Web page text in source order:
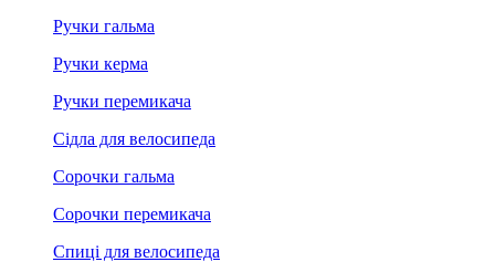
Ручки гальма
Ручки керма
Ручки перемикача
Сідла для велосипеда
Сорочки гальма
Сорочки перемикача
Спиці для велосипеда